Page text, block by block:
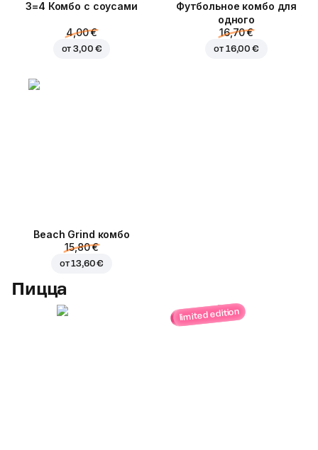
3=4 Комбо с соусами
4,00 €
от3,00 €
Футбольное комбо для
одного
16,70 €
от 16,00 €
Beach Grind комбо
15,80 €
от13,60 €
Пицца
limited edition